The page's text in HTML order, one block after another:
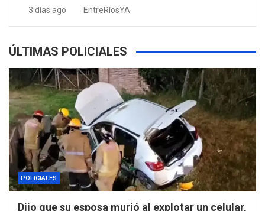
3 días ago EntreRíosYA
ÚLTIMAS POLICIALES
POLICIALES
Dijo que su esposa murió al explotar un celular,